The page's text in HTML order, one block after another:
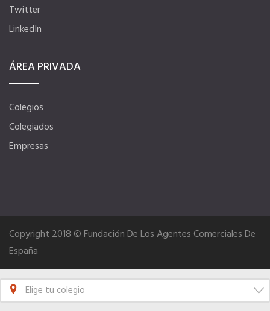
Twitter
LinkedIn
ÁREA PRIVADA
Colegios
Colegiados
Empresas
Copyright 2018 © Fundación De Los Agentes Comerciales De
España
Elige tu colegio